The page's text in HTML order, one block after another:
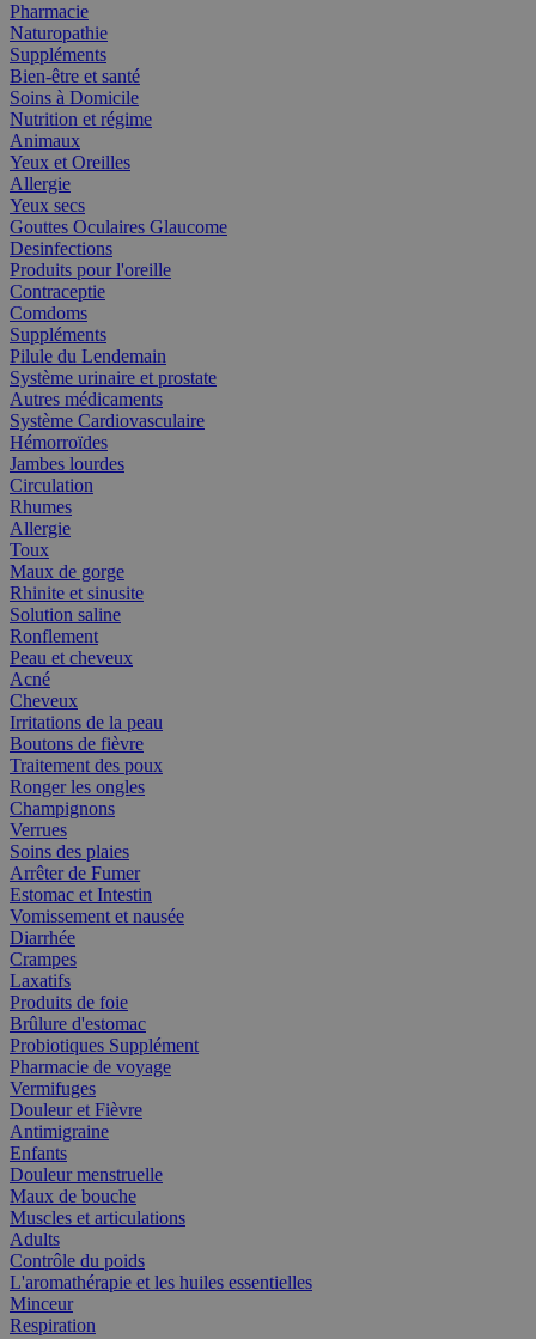
Pharmacie
Naturopathie
Suppléments
Bien-être et santé
Soins à Domicile
Nutrition et régime
Animaux
Yeux et Oreilles
Allergie
Yeux secs
Gouttes Oculaires Glaucome
Desinfections
Produits pour l'oreille
Contraceptie
Comdoms
Suppléments
Pilule du Lendemain
Système urinaire et prostate
Autres médicaments
Système Cardiovasculaire
Hémorroïdes
Jambes lourdes
Circulation
Rhumes
Allergie
Toux
Maux de gorge
Rhinite et sinusite
Solution saline
Ronflement
Peau et cheveux
Acné
Cheveux
Irritations de la peau
Boutons de fièvre
Traitement des poux
Ronger les ongles
Champignons
Verrues
Soins des plaies
Arrêter de Fumer
Estomac et Intestin
Vomissement et nausée
Diarrhée
Crampes
Laxatifs
Produits de foie
Brûlure d'estomac
Probiotiques Supplément
Pharmacie de voyage
Vermifuges
Douleur et Fièvre
Antimigraine
Enfants
Douleur menstruelle
Maux de bouche
Muscles et articulations
Adults
Contrôle du poids
L'aromathérapie et les huiles essentielles
Minceur
Respiration